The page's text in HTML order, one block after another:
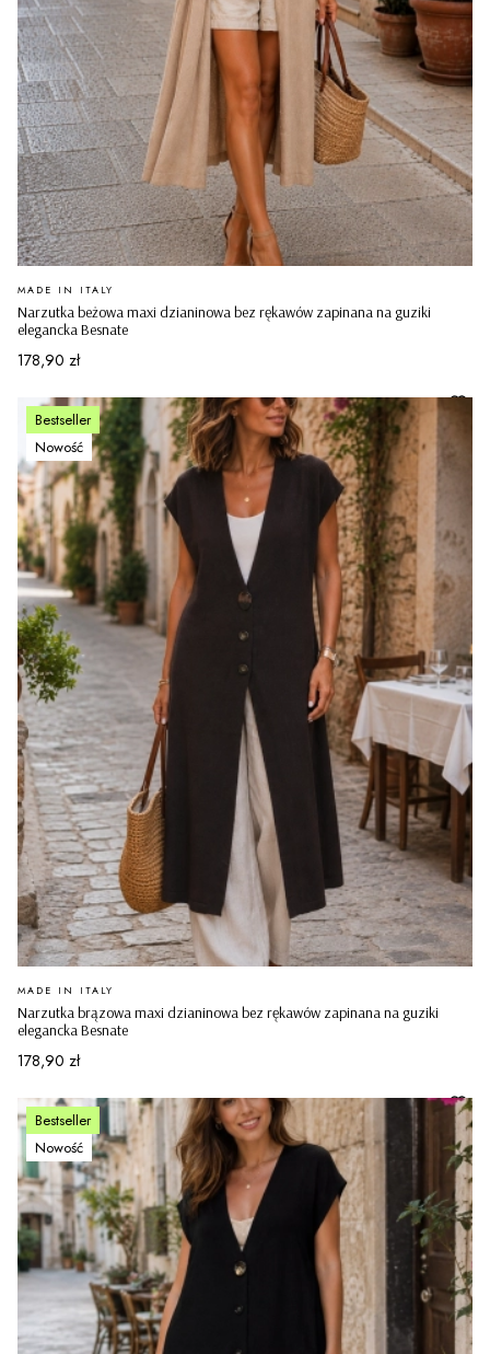
Narzutka beżowa maxi dzianinowa bez rękawów zapinana na guziki
elegancka Besnate
PRODUCENT
MADE IN ITALY
Cena
178,90 zł
Bestseller
Nowość
Narzutka brązowa maxi dzianinowa bez rękawów zapinana na guziki
elegancka Besnate
PRODUCENT
MADE IN ITALY
Cena
178,90 zł
Bestseller
Nowość